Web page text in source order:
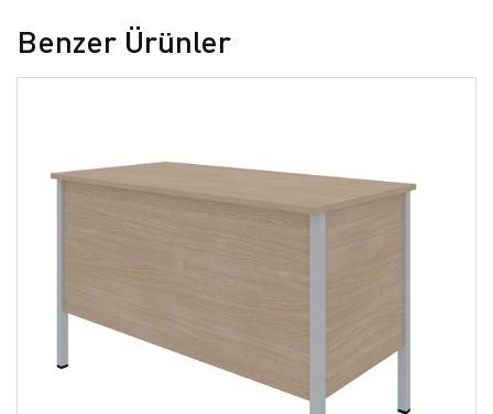
Benzer Ürünler